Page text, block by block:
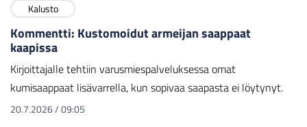
Kalusto
Kommentti: Kustomoidut armeijan saappaat
kaapissa
Kirjoittajalle tehtiin varusmiespalveluksessa omat
kumisaappaat lisävarrella, kun sopivaa saapasta ei löytynyt.
20.7.2026/09:05